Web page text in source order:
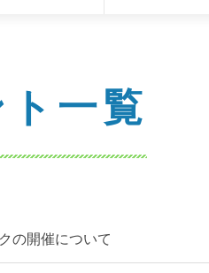
一覧
の開催について